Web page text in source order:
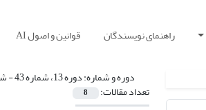
راهنمای نویسندگان قوانین و اصول AI
دوره و شماره:دوره 13، شماره 43 - شماره پیاپی 1877، بهار 1387 (نشریه)
تعداد مقالات: 8